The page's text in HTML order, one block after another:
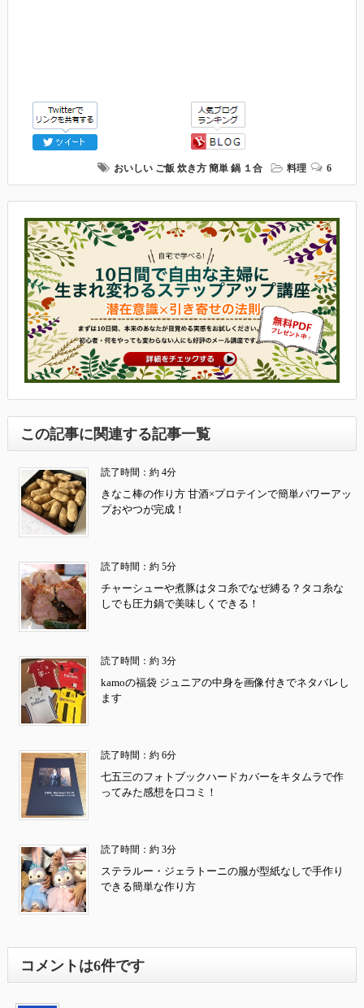
おいしい ご飯 炊き方 簡単 鍋 １合 料理 6
この記事に関連する記事一覧
読了時間：約 4分
きなこ棒の作り方 甘酒×プロテインで簡単パワーアッ
プおやつが完成！
読了時間：約 5分
チャーシューや煮豚はタコ糸でなぜ縛る？タコ糸な
しでも圧力鍋で美味しくできる！
読了時間：約 3分
kamoの福袋 ジュニアの中身を画像付きでネタバレし
ます
読了時間：約 6分
七五三のフォトブックハードカバーをキタムラで作
ってみた感想を口コミ！
読了時間：約 3分
ステラルー・ジェラトーニの服が型紙なしで手作り
できる簡単な作り方
コメントは6件です